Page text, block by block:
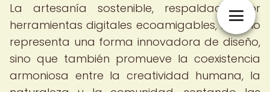
La artesanía sostenible, respaldada por
herramientas digitales ecoamigables, no solo
representa una forma innovadora de diseño,
sino que también promueve la coexistencia
armoniosa entre la creatividad humana, la